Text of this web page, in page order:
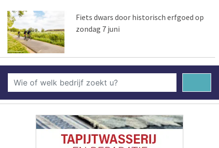
Fiets dwars door historisch erfgoed op
zondag 7 juni